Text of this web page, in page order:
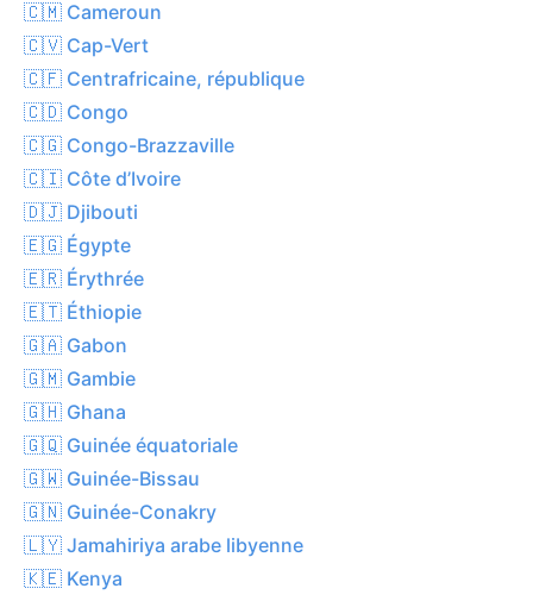
🇨🇲 Cameroun
🇨🇻 Cap-Vert
🇨🇫 Centrafricaine, république
🇨🇩 Congo
🇨🇬 Congo-Brazzaville
🇨🇮 Côte d’Ivoire
🇩🇯 Djibouti
🇪🇬 Égypte
🇪🇷 Érythrée
🇪🇹 Éthiopie
🇬🇦 Gabon
🇬🇲 Gambie
🇬🇭 Ghana
🇬🇶 Guinée équatoriale
🇬🇼 Guinée-Bissau
🇬🇳 Guinée-Conakry
🇱🇾 Jamahiriya arabe libyenne
🇰🇪 Kenya